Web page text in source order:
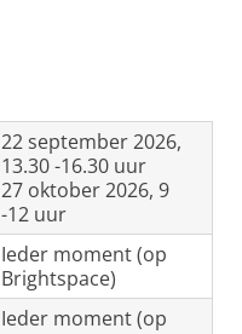
22 september 2026,
13.30 -16.30 uur
27 oktober 2026, 9
-12 uur
Ieder moment (op
Brightspace)
Ieder moment (op